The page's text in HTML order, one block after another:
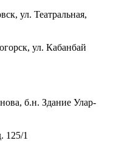
ул. Театральная,
ул. Кабанбай
б.н. Здание Улар-
125/1